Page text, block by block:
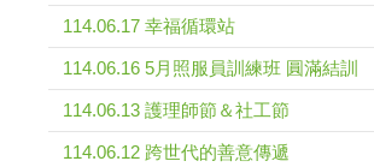
114.06.17 幸福循環站
114.06.16 5月照服員訓練班 圓滿結訓
114.06.13 護理師節＆社工節
114.06.12 跨世代的善意傳遞